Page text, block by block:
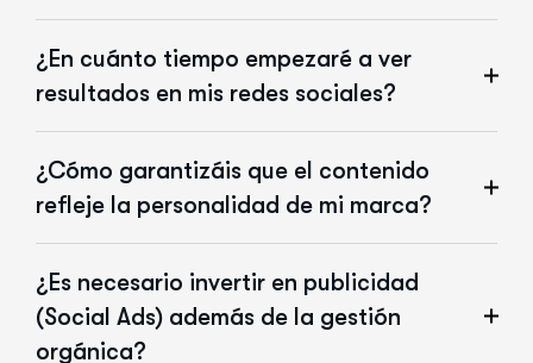
¿En cuánto tiempo empezaré a ver
resultados en mis redes sociales?
¿Cómo garantizáis que el contenido
refleje la personalidad de mi marca?
¿Es necesario invertir en publicidad
(Social Ads) además de la gestión
orgánica?